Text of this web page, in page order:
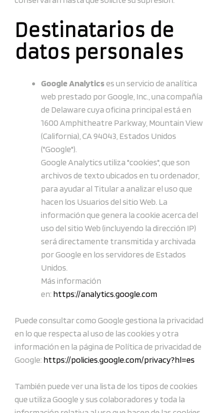
Destinatarios de
datos personales
Google Analyticses un servicio de analítica
web prestado por Google, Inc., una compañía
de Delaware cuya oficina principal está en
1600 Amphitheatre Parkway, Mountain View
(California), CA 94043, Estados Unidos
("Google").
Google Analytics utiliza "cookies", que son
archivos de texto ubicados en tu ordenador,
para ayudar al Titular a analizar el uso que
hacen los Usuarios del sitio Web. La
información que genera la cookie acerca del
uso del sitio Web (incluyendo la dirección IP)
será directamente transmitida y archivada
por Google en los servidores de Estados
Unidos.
Más información
en: https://analytics.google.com
Puede consultar como Google gestiona la privacidad
en lo que respecta al uso de las cookies y otra
información en la página de Política de privacidad de
Google: https://policies.google.com/privacy?hl=es
También puede ver una lista de los tipos de cookies
que utiliza Google y sus colaboradores y toda la